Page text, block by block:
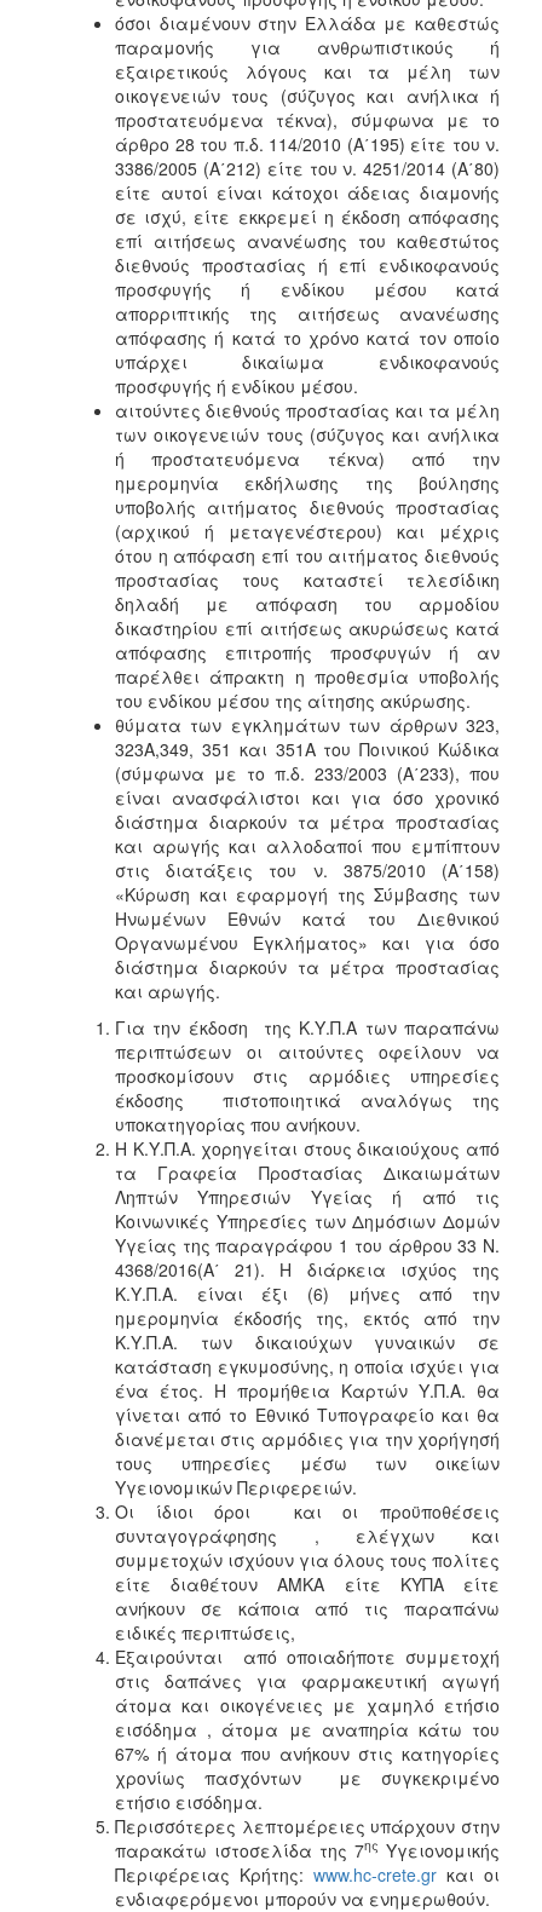
όσοι διαμένουν στην Ελλάδα με καθεστώς
παραμονής για ανθρωπιστικούς ή
εξαιρετικούς λόγους και τα μέλη των
οικογενειών τους (σύζυγος και ανήλικα ή
προστατευόμενα τέκνα), σύμφωνα με το
άρθρο 28 του π.δ. 114/2010 (Α΄195) είτε του ν.
3386/2005 (Α΄212) είτε του ν. 4251/2014 (Α΄80)
είτε αυτοί είναι κάτοχοι άδειας διαμονής
σε ισχύ, είτε εκκρεμεί η έκδοση απόφασης
επί αιτήσεως ανανέωσης του καθεστώτος
διεθνούς προστασίας ή επί ενδικοφανούς
προσφυγής ή ενδίκου μέσου κατά
απορριπτικής της αιτήσεως ανανέωσης
απόφασης ή κατά το χρόνο κατά τον οποίο
υπάρχει δικαίωμα ενδικοφανούς
προσφυγής ή ενδίκου μέσου.
αιτούντες διεθνούς προστασίας και τα μέλη
των οικογενειών τους (σύζυγος και ανήλικα
ή προστατευόμενα τέκνα) από την
ημερομηνία εκδήλωσης της βούλησης
υποβολής αιτήματος διεθνούς προστασίας
(αρχικού ή μεταγενέστερου) και μέχρις
ότου η απόφαση επί του αιτήματος διεθνούς
προστασίας τους καταστεί τελεσίδικη
δηλαδή με απόφαση του αρμοδίου
δικαστηρίου επί αιτήσεως ακυρώσεως κατά
απόφασης επιτροπής προσφυγών ή αν
παρέλθει άπρακτη η προθεσμία υποβολής
του ενδίκου μέσου της αίτησης ακύρωσης.
θύματα των εγκλημάτων των άρθρων 323,
323Α,349, 351 και 351Α του Ποινικού Κώδικα
(σύμφωνα με το π.δ. 233/2003 (Α΄233), που
είναι ανασφάλιστοι και για όσο χρονικό
διάστημα διαρκούν τα μέτρα προστασίας
και αρωγής και αλλοδαποί που εμπίπτουν
στις διατάξεις του ν. 3875/2010 (Α΄158)
«Κύρωση και εφαρμογή της Σύμβασης των
Ηνωμένων Εθνών κατά του Διεθνικού
Οργανωμένου Εγκλήματος» και για όσο
διάστημα διαρκούν τα μέτρα προστασίας
και αρωγής.
Για την έκδοση της Κ.Υ.Π.Α των παραπάνω
περιπτώσεων οι αιτούντες οφείλουν να
προσκομίσουν στις αρμόδιες υπηρεσίες
έκδοσης πιστοποιητικά αναλόγως της
υποκατηγορίας που ανήκουν.
Η Κ.Υ.Π.Α. χορηγείται στους δικαιούχους από
τα Γραφεία Προστασίας Δικαιωμάτων
Ληπτών Υπηρεσιών Υγείας ή από τις
Κοινωνικές Υπηρεσίες των Δημόσιων Δομών
Υγείας της παραγράφου 1 του άρθρου 33 Ν.
4368/2016(Α΄ 21). Η διάρκεια ισχύος της
Κ.Υ.Π.Α. είναι έξι (6) μήνες από την
ημερομηνία έκδοσής της, εκτός από την
Κ.Υ.Π.Α. των δικαιούχων γυναικών σε
κατάσταση εγκυμοσύνης, η οποία ισχύει για
ένα έτος. Η προμήθεια Καρτών Υ.Π.Α. θα
γίνεται από το Εθνικό Τυπογραφείο και θα
διανέμεται στις αρμόδιες για την χορήγησή
τους υπηρεσίες μέσω των οικείων
Υγειονομικών Περιφερειών.
Οι ίδιοι όροι και οι προϋποθέσεις
συνταγογράφησης , ελέγχων και
συμμετοχών ισχύουν για όλους τους πολίτες
είτε διαθέτουν ΑΜΚΑ είτε ΚΥΠΑ είτε
ανήκουν σε κάποια από τις παραπάνω
ειδικές περιπτώσεις,
Εξαιρούνται από οποιαδήποτε συμμετοχή
στις δαπάνες για φαρμακευτική αγωγή
άτομα και οικογένειες με χαμηλό ετήσιο
εισόδημα , άτομα με αναπηρία κάτω του
67% ή άτομα που ανήκουν στις κατηγορίες
χρονίως πασχόντων με συγκεκριμένο
ετήσιο εισόδημα.
Περισσότερες λεπτομέρειες υπάρχουν στην
παρακάτω ιστοσελίδα της 7ης Υγειονομικής
Περιφέρειας Κρήτης: www.hc-crete.gr και οι
ενδιαφερόμενοι μπορούν να ενημερωθούν.